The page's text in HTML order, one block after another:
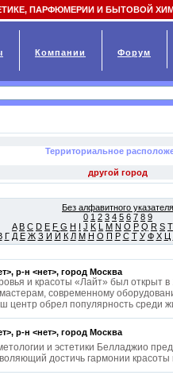
Территориальное
Без алфавитного указателя
0 1 2 3 4 5 6 7 8 9
A B C D E F G H I J K L M N O P Q R S T
Г Д Е Ж З И Й К Л М Н О П Р С Т У Ф Х Ц
р-н <нет>, город Москва
и красоты «Лайт» был открыт
современному
центр обрел популярность среди
р-н <нет>, город Москва
и эстетики Белладжио
достичь гармонии красоты
ПАРФЮМЕРИИ И БЫТОВОЙ
Компании Форум